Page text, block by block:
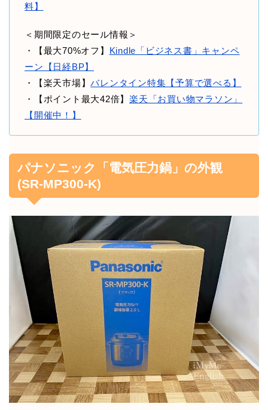
料】
＜期間限定のセール情報＞
・【最大70%オフ】 Kindle「ビジネス書」キャンペ
ーン【日経BP】
・【楽天市場】バレンタイン特集【予算で選べる】
・【ポイント最大42倍】楽天「お買い物マラソン」
【開催中！】
パナソニック「電気圧力鍋」の外観
(SR-MP300-K)